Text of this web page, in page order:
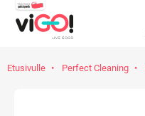
Etusivulle Perfect Cleaning